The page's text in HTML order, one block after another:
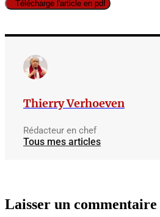
Télécharge l'article en pdf
Thierry Verhoeven
Rédacteur en chef
Tous mes articles
Laisser un commentaire